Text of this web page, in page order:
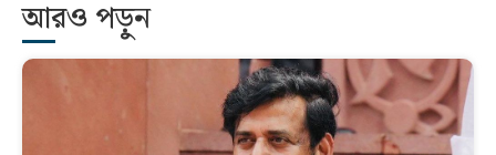
আরও পড়ুন